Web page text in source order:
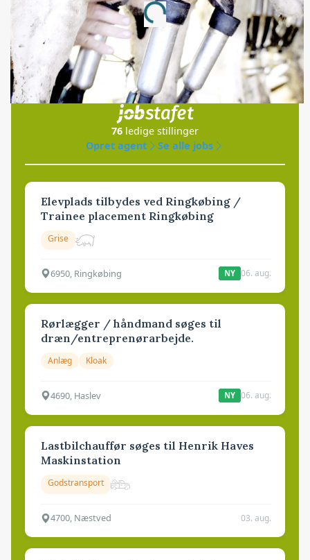
Loading...
Jobs
i samarbejde med
76 ledige stillinger
Opret agent
Se alle jobs
Elevplads tilbydes ved Ringkøbing /
Trainee placement Ringkøbing
Grise
6950, Ringkøbing NY 06. aug.
Rørlægger / håndmand søges til
dræn/entreprenørarbejde.
Anlæg Kloak
4690, Haslev NY 06. aug.
Lastbilchauffør søges til Henrik Haves
Maskinstation
Godstransport
4700, Næstved 03. aug.